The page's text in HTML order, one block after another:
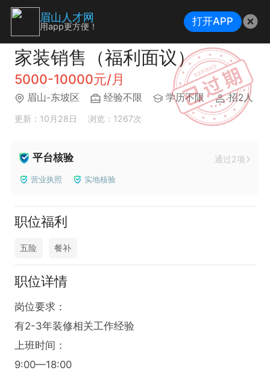
家装销售（福利面议）
5000-10000元/月
眉山-东坡区 经验不限 学历不限 招2人
更新：10月28日 浏览：1267次
平台核验 通过2项
营业执照 实地核验
职位福利
五险 餐补
职位详情
岗位要求：
有2-3年装修相关工作经验
上班时间：
9:00—18:00
眉山人才网
用app更方便！ 打开APP